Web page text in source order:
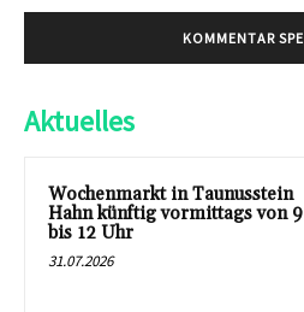
Aktuelles
Wochenmarkt in Taunusstein
Hahn künftig vormittags von 9
bis 12 Uhr
31.07.2026